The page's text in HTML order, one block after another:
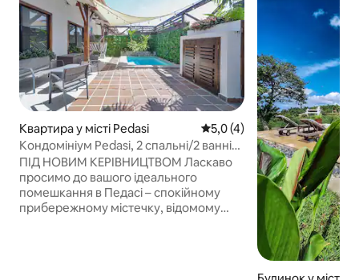
Квартира у місті Pedasi Середня оцінка: 5,0 з 5,
5,0 (4)
Кондомініум Pedasi, 2 спальні/2 ванні
кімнати | Близько до пляжу та міста
ПІД НОВИМ КЕРІВНИЦТВОМ Ласкаво
просимо до вашого ідеального
помешкання в Педасі – спокійному
прибережному містечку, відомому